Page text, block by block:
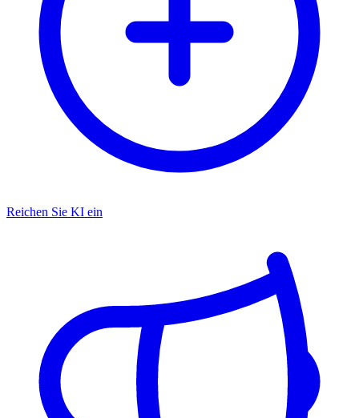
Reichen Sie KI ein